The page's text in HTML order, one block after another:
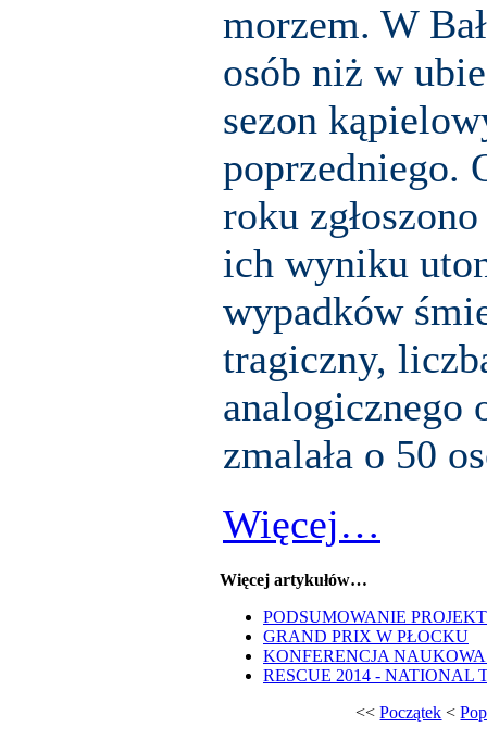
morzem. W
osób niż w
sezon
poprzedniego.
roku
ich wyniku
wypadków
tragiczny,
analogicznego
zmalała o 50
Więcej…
Więcej artykułów…
PODSUMOWANIE
GRAND PRIX W PŁOCKU
KONFERENCJA
RESCUE 2014 - NATIONAL
<<Początek <